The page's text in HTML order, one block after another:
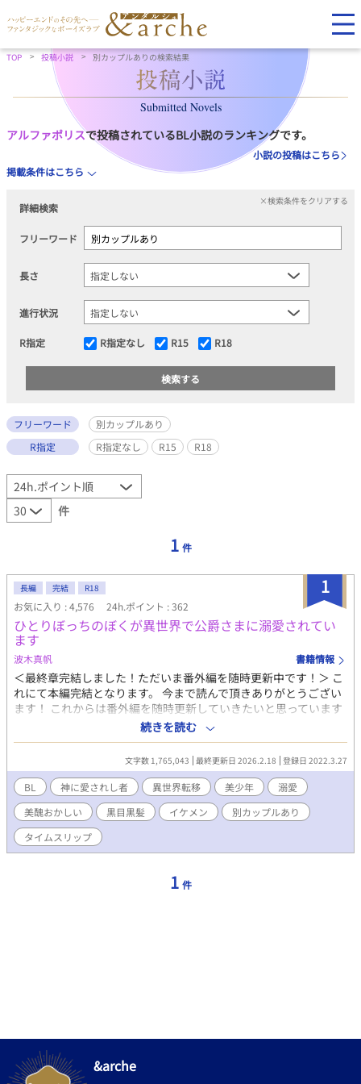
TOP 投稿小説 別カップルありの検索結果
Submitted Novels
アルファポリスで投稿されているBL小説のランキングです。
小説の投稿はこちら
掲載条件はこちら
詳細検索
×検索条件をクリアする
フリーワード
長さ
進行状況
R指定 R指定なし R15 R18
フリーワード
別カップルあり
R指定
R指定なし R15 R18
件
1 件
1
長編 完結 R18
お気に入り : 4,576 24h.ポイント : 362
ひとりぼっちのぼくが異世界で公爵さまに溺愛されてい
ます
波木真帆 書籍情報
＜最終章完結しました！ただいま番外編を随時更新中です！＞ こ
れにて本編完結となります。 今まで読んで頂きありがとうござい
ます！ これからは番外編を随時更新していきたいと思っています
ので、どうぞよろしくお願いします♫ ＜あらすじ＞ 中学を卒業し
た日、花村 柊は母親に捨てられた。 生きるために一生懸命働いて
いたが、ある時事件が起きて仕事をクビになってしまう。 疲れ果
てた柊が公園のベンチでうたた寝をしているうちに知らない世界
へ迷い込んでしまった。 そこで出会ったのはイケメンの公爵さ
ま。 事情を話すと彼の秘書として雇ってもらうことに…。 しか
し、公爵さまには別の思惑があって…。 紆余曲折を経て恋人にな
った柊と公爵フレッドはあるものを探しに王都へ。 ところが王城
でとんでもないことに巻き込まれて……。 R18には※付けます。
編 完結 第三章 王都への旅〜王城編 完結 第四
章 王城 過去編 完結 第五章 王城〜帰郷編 完
続きを読む
文字数 1,765,043 最終更新日 2026.2.18 登録日 2022.3.27
BL 神に愛されし者 異世界転移 美少年
溺愛
美醜おかしい
黒目黒髪 イケメン
別カップルあり
タイムスリップ
1 件
&arche